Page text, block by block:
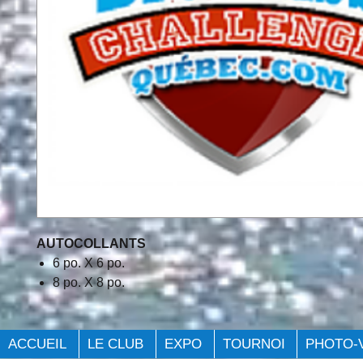
AUTOCOLLANTS
6 po. X 6 po.
8 po. X 8 po.
ACCUEIL LE CLUB EXPO TOURNOI PHOTO-